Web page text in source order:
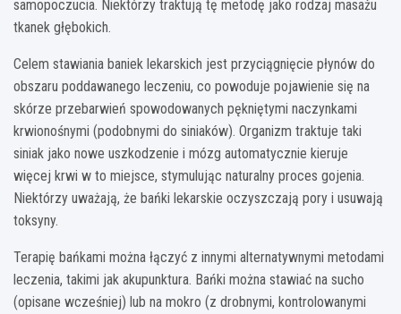
samopoczucia. Niektórzy traktują tę metodę jako rodzaj masażu
tkanek głębokich.
Celem stawiania baniek lekarskich jest przyciągnięcie płynów do
obszaru poddawanego leczeniu, co powoduje pojawienie się na
skórze przebarwień spowodowanych pękniętymi naczynkami
krwionośnymi (podobnymi do siniaków). Organizm traktuje taki
siniak jako nowe uszkodzenie i mózg automatycznie kieruje
więcej krwi w to miejsce, stymulując naturalny proces gojenia.
Niektórzy uważają, że bańki lekarskie oczyszczają pory i usuwają
toksyny.
Terapię bańkami można łączyć z innymi alternatywnymi metodami
leczenia, takimi jak akupunktura. Bańki można stawiać na sucho
(opisane wcześniej) lub na mokro (z drobnymi, kontrolowanymi